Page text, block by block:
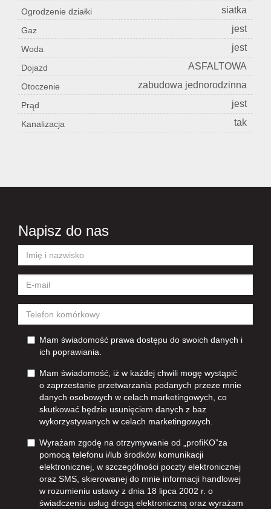
Ogrodzenie działki siatka
Gaz jest
Woda jest
Dojazd ASFALTOWA
Otoczenie zabudowa jednorodzinna
Prąd jest
Kanalizacja tak
Napisz do nas
Mam świadomość prawa dostępu do swoich danych i
ich poprawiania.
Mam świadomość, iż w każdej chwili mogę wystąpić
o zaprzestanie przetwarzania podanych przeze mnie
danych osobowych w celach marketingowych, co
skutkować będzie usunięciem danych z baz
wykorzystywanych w celach marketingowych.
Wyrażam zgodę na otrzymywanie od „profiKO”za
pomocą telefonu i/lub środków komunikacji
elektronicznej, w szczególności poczty elektronicznej
oraz SMS, skierowanej do mnie informacji handlowej
w rozumieniu ustawy z dnia 18 lipca 2002 r. o
świadczeniu usług drogą elektroniczną oraz wyrażam